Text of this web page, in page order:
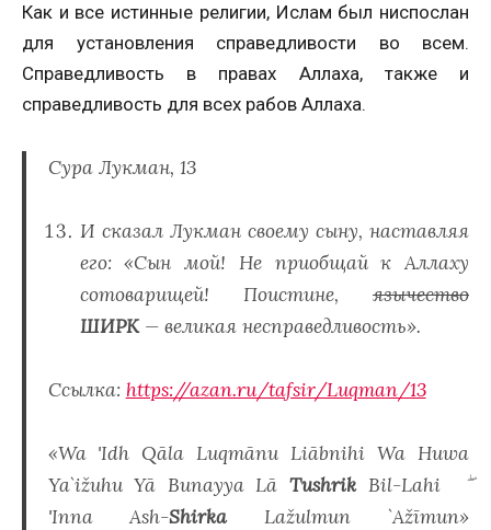
Как и все истинные религии, Ислам был ниспослан
для установления справедливости во всем.
Справедливость в правах Аллаха, также и
справедливость для всех рабов Аллаха.
Сура Лукман, 13
И сказал Лукман своему сыну, наставляя
его: «Сын мой! Не приобщай к Аллаху
сотоварищей! Поистине, язычество
ШИРК — великая несправедливость».
Ссылка: https://azan.ru/tafsir/Luqman/13
«Wa 'Idh Qāla Luqmānu Liābnihi Wa Huwa
Ya`ižuhu Yā Bunayya LāTushrikBil-Lahi ۖ
'Inna Ash-ShirkaLažulmun `Ažīmun»